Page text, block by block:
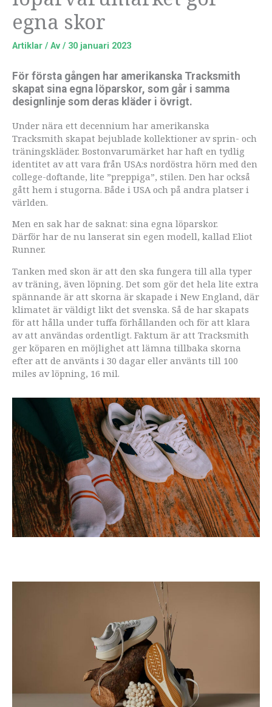
egna skor
Artiklar / Av / 30 januari 2023
För första gången har amerikanska Tracksmith
skapat sina egna löparskor, som går i samma
designlinje som deras kläder i övrigt.
Under nära ett decennium har amerikanska
Tracksmith skapat bejublade kollektioner av sprin- och
träningskläder. Bostonvarumärket har haft en tydlig
identitet av att vara från USA:s nordöstra hörn med den
college-doftande, lite ”preppiga”, stilen. Den har också
gått hem i stugorna. Både i USA och på andra platser i
världen.
Men en sak har de saknat: sina egna löparskor.
Därför har de nu lanserat sin egen modell, kallad Eliot
Runner.
Tanken med skon är att den ska fungera till alla typer
av träning, även löpning. Det som gör det hela lite extra
spännande är att skorna är skapade i New England, där
klimatet är väldigt likt det svenska. Så de har skapats
för att hålla under tuffa förhållanden och för att klara
av att användas ordentligt. Faktum är att Tracksmith
ger köparen en möjlighet att lämna tillbaka skorna
efter att de använts i 30 dagar eller använts till 100
miles av löpning, 16 mil.